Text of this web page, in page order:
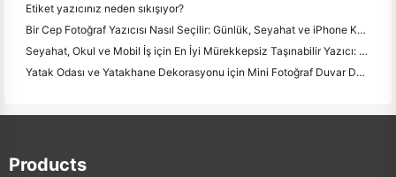
Etiket yazıcınız neden sıkışıyor?
Bir Cep Fotoğraf Yazıcısı Nasıl Seçilir: Günlük, Seyahat ve iPhone Kullanıcıları için Tam Bir Kılavuz
Seyahat, Okul ve Mobil İş için En İyi Mürekkepsiz Taşınabilir Yazıcı: Hanin MT620 Pro İnceleme
Yatak Odası ve Yatakhane Dekorasyonu için Mini Fotoğraf Duvar Düzenleme Fikirleri ve İpuçları
Products